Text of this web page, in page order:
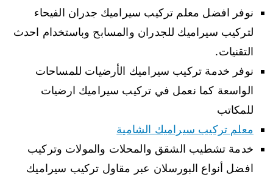
نوفر افضل معلم تركيب سيراميك جدران الفيحاء
لتركيب سيراميك للجدران والمسابح وباستخدام احدث
التقنيات.
نوفر خدمة تركيب سيراميك الأرضيات للمساحات
الواسعة كما نعمل في تركيب سيراميك ارضيات
للمكاتب
معلم تركيب سيراميك الشامية
خدمة تشطيب الشقق والمحلات والمولات وتركيب
افضل أنواع البورسلان عبر مقاول تركيب سيراميك